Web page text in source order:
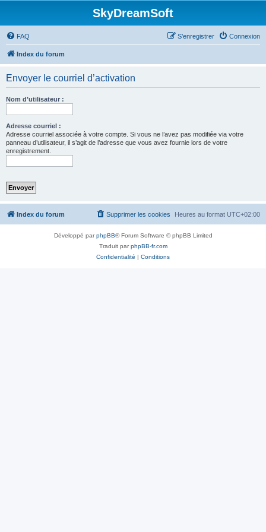
SkyDreamSoft
FAQ Connexion
S’enregistrer
Index du forum
Envoyer le courriel d’activation
Nom d’utilisateur :
Adresse courriel :
Adresse courriel associée à votre compte. Si vous ne l’avez pas modifiée via votre
panneau d’utilisateur, il s’agit de l’adresse que vous avez fournie lors de votre
enregistrement.
Index du forum Heures au format UTC+02:00
Supprimer les cookies
Développé parphpBB® Forum Software © phpBB Limited
Traduit parphpBB-fr.com
Confidentialité | Conditions